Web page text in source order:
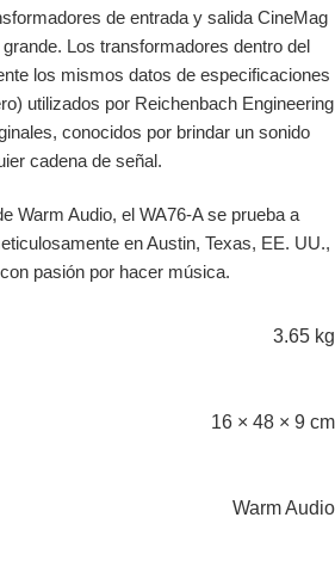
de entrada y salida CineMag
Los transformadores dentro del
los mismos datos de especificaciones
utilizados por Reichenbach Engineering
conocidos por brindar un sonido
cadena de señal.
Warm Audio, el WA76-A se prueba a
en Austin, Texas, EE. UU.,
pasión por hacer música.
3.65 kg
16 × 48 × 9 cm
Warm Audio